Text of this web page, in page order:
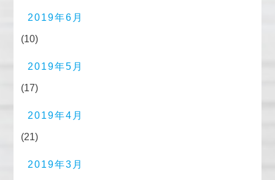
2019年6月
(10)
2019年5月
(17)
2019年4月
(21)
2019年3月